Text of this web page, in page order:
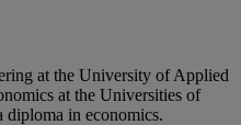
at the University of Applied
at the Universities of
diploma in economics.